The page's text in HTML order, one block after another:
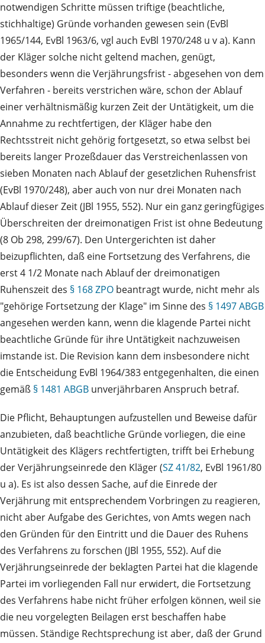
notwendigen Schritte müssen triftige (beachtliche,
stichhaltige) Gründe vorhanden gewesen sein (EvBl
1965/144, EvBl 1963/6, vgl auch EvBl 1970/248 u v a). Kann
der Kläger solche nicht geltend machen, genügt,
besonders wenn die Verjährungsfrist - abgesehen von dem
Verfahren - bereits verstrichen wäre, schon der Ablauf
einer verhältnismäßig kurzen Zeit der Untätigkeit, um die
Annahme zu rechtfertigen, der Kläger habe den
Rechtsstreit nicht gehörig fortgesetzt, so etwa selbst bei
bereits langer Prozeßdauer das Verstreichenlassen von
sieben Monaten nach Ablauf der gesetzlichen Ruhensfrist
(EvBl 1970/248), aber auch von nur drei Monaten nach
Ablauf dieser Zeit (JBl 1955, 552). Nur ein ganz geringfügiges
Überschreiten der dreimonatigen Frist ist ohne Bedeutung
(8 Ob 298, 299/67). Den Untergerichten ist daher
beizupflichten, daß eine Fortsetzung des Verfahrens, die
erst 4 1/2 Monate nach Ablauf der dreimonatigen
Ruhenszeit des § 168 ZPO beantragt wurde, nicht mehr als
"gehörige Fortsetzung der Klage" im Sinne des § 1497 ABGB
angesehen werden kann, wenn die klagende Partei nicht
beachtliche Gründe für ihre Untätigkeit nachzuweisen
imstande ist. Die Revision kann dem insbesondere nicht
die Entscheidung EvBl 1964/383 entgegenhalten, die einen
gemäß § 1481 ABGB unverjährbaren Anspruch betraf.
Die Pflicht, Behauptungen aufzustellen und Beweise dafür
anzubieten, daß beachtliche Gründe vorliegen, die eine
Untätigkeit des Klägers rechtfertigten, trifft bei Erhebung
der Verjährungseinrede den Kläger (SZ 41/82, EvBl 1961/80
u a). Es ist also dessen Sache, auf die Einrede der
Verjährung mit entsprechendem Vorbringen zu reagieren,
nicht aber Aufgabe des Gerichtes, von Amts wegen nach
den Gründen für den Eintritt und die Dauer des Ruhens
des Verfahrens zu forschen (JBl 1955, 552). Auf die
Verjährungseinrede der beklagten Partei hat die klagende
Partei im vorliegenden Fall nur erwidert, die Fortsetzung
des Verfahrens habe nicht früher erfolgen können, weil sie
die neu vorgelegten Beilagen erst beschaffen habe
müssen. Ständige Rechtsprechung ist aber, daß der Grund